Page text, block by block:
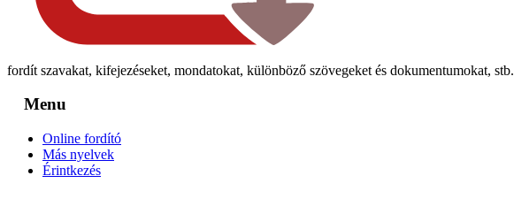
fordít szavakat, kifejezéseket, mondatokat, különböző szövegeket és dokumentumokat, stb.
Menu
Online fordító
Más nyelvek
Érintkezés